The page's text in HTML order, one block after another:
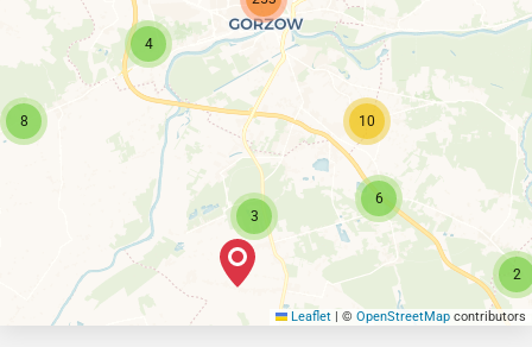
4
3
6
8
2
10
Leaflet | © OpenStreetMap contributors